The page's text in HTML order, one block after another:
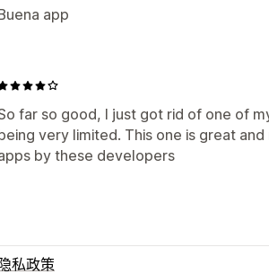
app
far so good, I just got rid of one of
very limited. This one is great
by these developers
私政策